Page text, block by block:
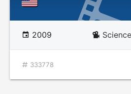
2009
333778